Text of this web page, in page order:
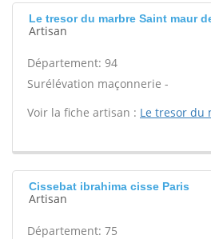
Le tresor du marbre Saint maur
Artisan
Département: 94
Surélévation maçonnerie -
Voir la fiche artisan : Le tresor du
Cissebat ibrahima cisse Paris
Artisan
Département: 75